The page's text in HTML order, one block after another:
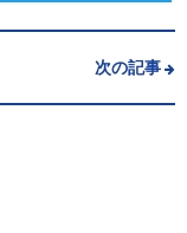
次の記事